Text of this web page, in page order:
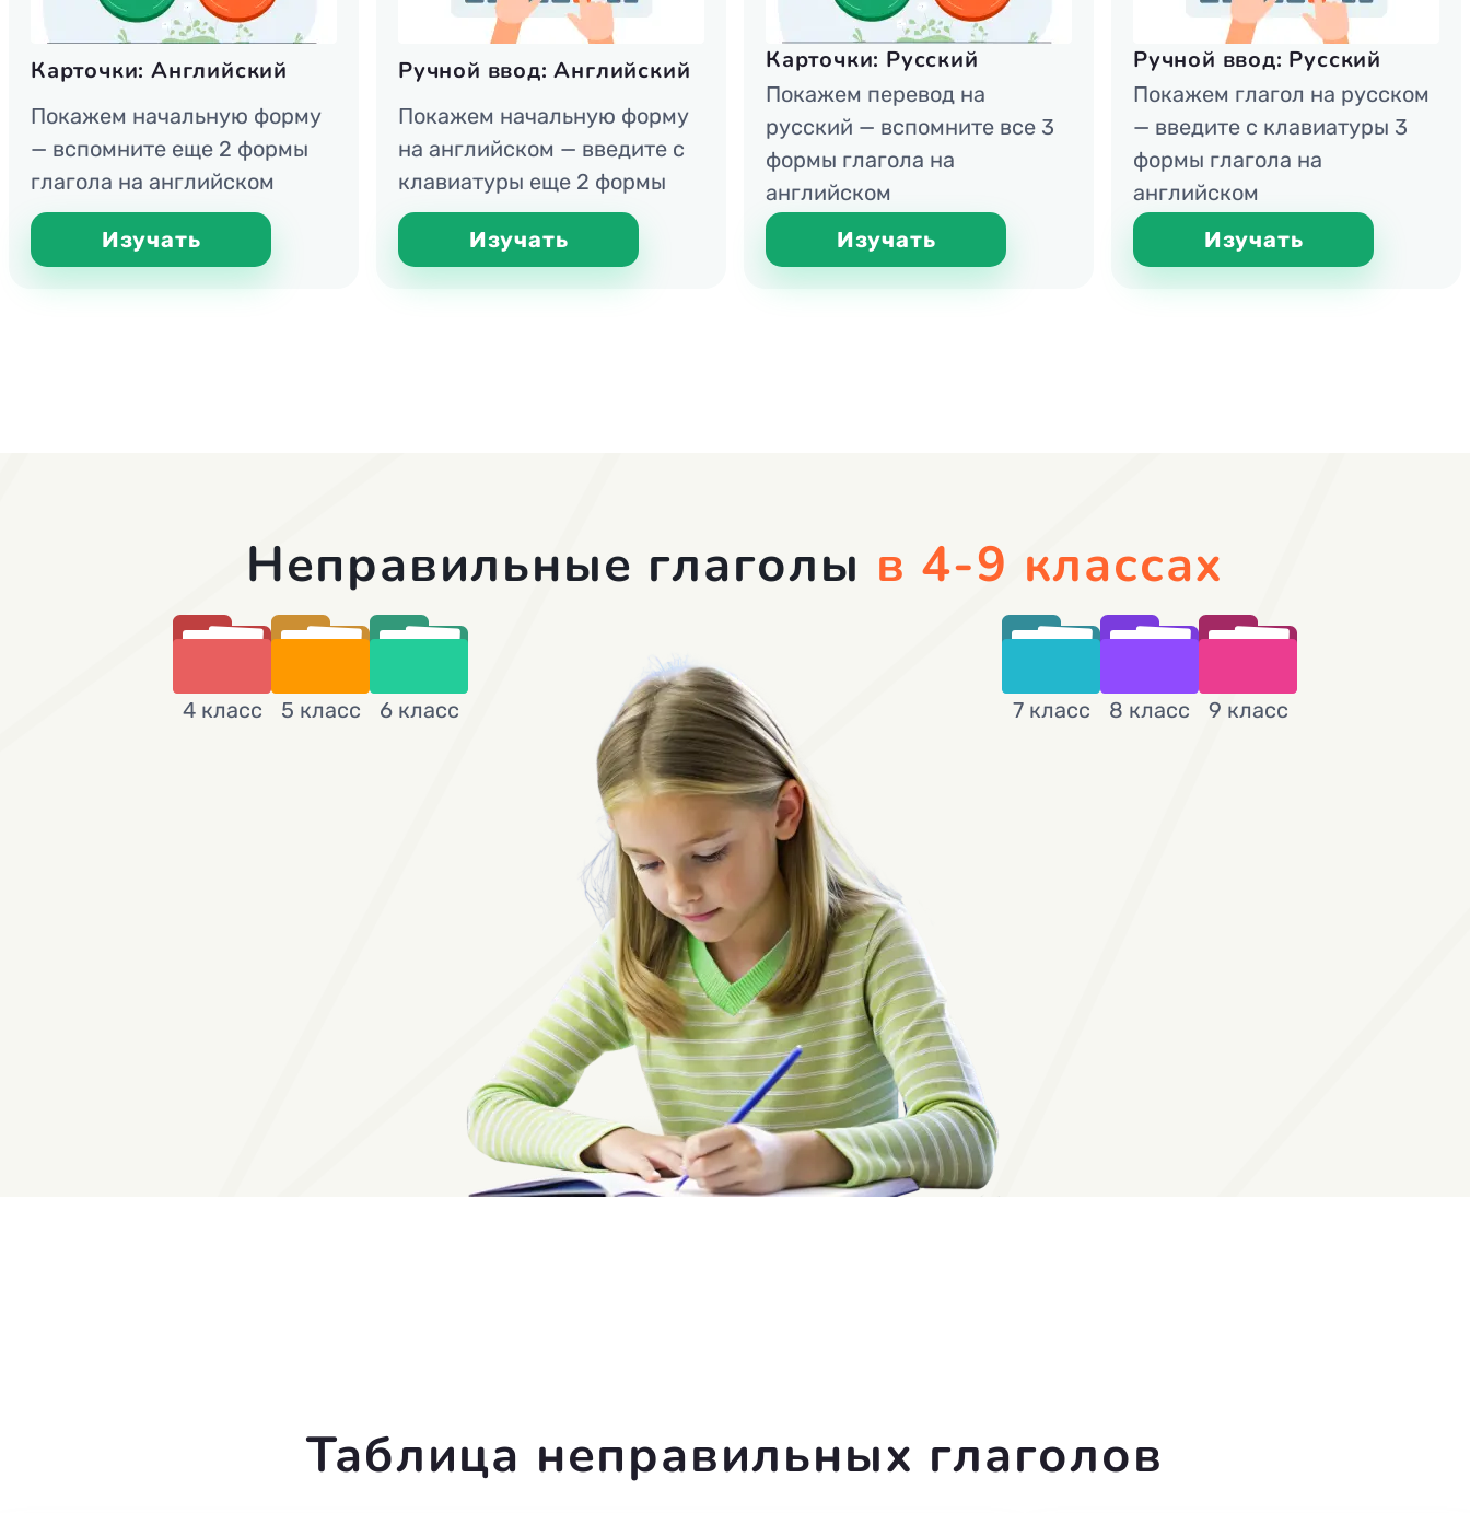
Карточки: Английский
Покажем начальную форму
— вспомните еще 2 формы
глагола на английском
Изучать
Ручной ввод: Английский
Покажем начальную форму
на английском — введите с
клавиатуры еще 2 формы
Изучать
Карточки: Русский
Покажем перевод на
русский — вспомните все 3
формы глагола на
английском
Изучать
Ручной ввод: Русский
Покажем глагол на русском
— введите с клавиатуры 3
формы глагола на
английском
Изучать
Неправильные глаголы в 4-9 классах
4 класс 5 класс 6 класс 7 класс 8 класс 9 класс
Таблица неправильных глаголов